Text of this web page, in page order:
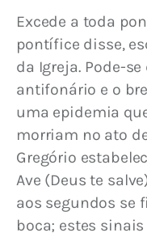
Excede a toda
pontífice disse,
da Igreja. Pode-
antifonário e o
uma epidemia
morriam no ato
Gregório
Ave (Deus te
aos segundos se
boca; estes